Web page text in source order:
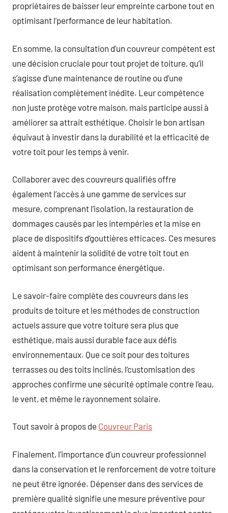
propriétaires de baisser leur empreinte carbone tout en
optimisant l’performance de leur habitation.
En somme, la consultation d’un couvreur compétent est
une décision cruciale pour tout projet de toiture, qu’il
s’agisse d’une maintenance de routine ou d’une
réalisation complètement inédite. Leur compétence
non juste protège votre maison, mais participe aussi à
améliorer sa attrait esthétique. Choisir le bon artisan
équivaut à investir dans la durabilité et la efficacité de
votre toit pour les temps à venir.
Collaborer avec des couvreurs qualifiés offre
également l’accès à une gamme de services sur
mesure, comprenant l’isolation, la restauration de
dommages causés par les intempéries et la mise en
place de dispositifs d’gouttières efficaces. Ces mesures
aident à maintenir la solidité de votre toit tout en
optimisant son performance énergétique.
Le savoir-faire complète des couvreurs dans les
produits de toiture et les méthodes de construction
actuels assure que votre toiture sera plus que
esthétique, mais aussi durable face aux défis
environnementaux. Que ce soit pour des toitures
terrasses ou des toits inclinés, l’customisation des
approches confirme une sécurité optimale contre l’eau,
le vent, et même le rayonnement solaire.
Tout savoir à propos de Couvreur Paris
Finalement, l’importance d’un couvreur professionnel
dans la conservation et le renforcement de votre toiture
ne peut être ignorée. Dépenser dans des services de
première qualité signifie une mesure préventive pour